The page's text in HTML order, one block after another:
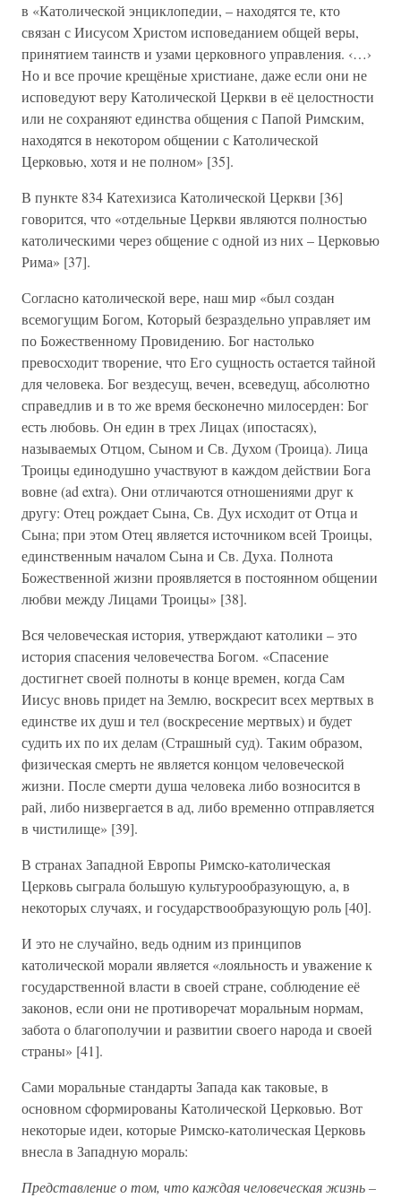
в «Католической энциклопедии, – находятся те, кто
связан с Иисусом Христом исповеданием общей веры,
принятием таинств и узами церковного управления. ‹…›
Но и все прочие крещёные христиане, даже если они не
исповедуют веру Католической Церкви в её целостности
или не сохраняют единства общения с Папой Римским,
находятся в некотором общении с Католической
Церковью, хотя и не полном» [35].
В пункте 834 Катехизиса Католической Церкви [36]
говорится, что «отдельные Церкви являются полностью
католическими через общение с одной из них – Церковью
Рима» [37].
Согласно католической вере, наш мир «был создан
всемогущим Богом, Который безраздельно управляет им
по Божественному Провидению. Бог настолько
превосходит творение, что Его сущность остается тайной
для человека. Бог вездесущ, вечен, всеведущ, абсолютно
справедлив и в то же время бесконечно милосерден: Бог
есть любовь. Он един в трех Лицах (ипостасях),
называемых Отцом, Сыном и Св. Духом (Троица). Лица
Троицы единодушно участвуют в каждом действии Бога
вовне (ad extra). Они отличаются отношениями друг к
другу: Отец рождает Сынa, Св. Дух исходит от Отца и
Сына; при этом Отец является источником всей Троицы,
единственным началом Сына и Св. Духа. Полнота
Божественной жизни проявляется в постоянном общении
любви между Лицами Троицы» [38].
Вся человеческая история, утверждают католики – это
история спасения человечества Богом. «Спасение
достигнет своей полноты в конце времен, когда Сам
Иисус вновь придет на Землю, воскресит всех мертвых в
единстве их душ и тел (воскресение мертвых) и будет
судить их по их делам (Страшный суд). Таким образом,
физическая смерть не является концом человеческой
жизни. После смерти душа человека либо возносится в
рай, либо низвергается в ад, либо временно отправляется
в чистилище» [39].
В странах Западной Европы Римско-католическая
Церковь сыграла большую культурообразующую, а, в
некоторых случаях, и государствообразующую роль [40].
И это не случайно, ведь одним из принципов
католической морали является «лояльность и уважение к
государственной власти в своей стране, соблюдение её
законов, если они не противоречат моральным нормам,
забота о благополучии и развитии своего народа и своей
страны» [41].
Сами моральные стандарты Запада как таковые, в
основном сформированы Католической Церковью. Вот
некоторые идеи, которые Римско-католическая Церковь
внесла в Западную мораль:
Представление о том, что каждая человеческая жизнь –